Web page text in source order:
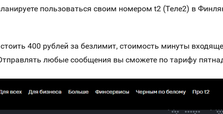
пользоваться своим номером t2 (Теле2) в
400 рублей за безлимит, стоимость минуты
любые сообщения вы сможете по тарифу